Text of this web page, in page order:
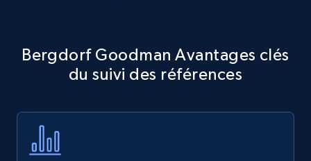
specific keywords
Title, Seller name, Brand, Description, Initial
Bergdorf Goodman Avantages clés
du suivi des références